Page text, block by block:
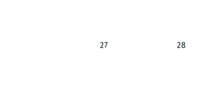
27 28